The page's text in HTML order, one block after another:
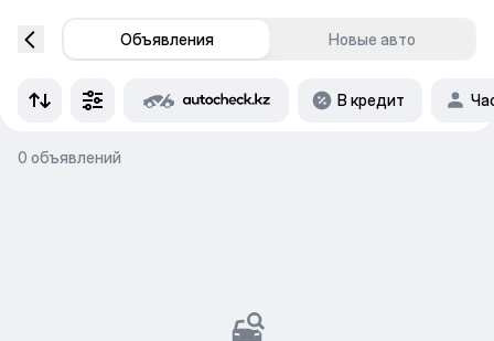
Объявления Новые авто
В кредит
0 объявлений